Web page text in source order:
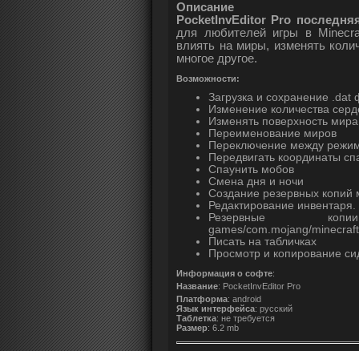
Описание
PocketInvEditor Pro
для любителей игры в
влиять на миры, изменять
многое другое.
Возможности:
Загрузка и сохранение .dat
Изменение количества
Изменять поверхность мира
Переименование миров
Переключение между
Передвигать координаты
Спаунить мобов
Смена дня и ночи
Создание резервных копий
Редактирование
Резервные
games/com.mojang/
Писать на табличках
Просмотр и копирование
Информация о софте:
Название: PocketInvEditor Pro
Платформа: android
Язык интерфейса: русский
Таблетка: не требуется
Размер: 6.2 mb